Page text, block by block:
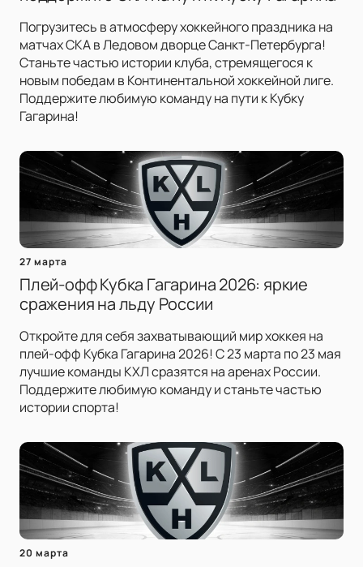
Погрузитесь в атмосферу хоккейного праздника на
матчах СКА в Ледовом дворце Санкт-Петербурга!
Станьте частью истории клуба, стремящегося к
новым победам в Континентальной хоккейной лиге.
Поддержите любимую команду на пути к Кубку
Гагарина!
27 марта
Плей-офф Кубка Гагарина 2026: яркие
сражения на льду России
Откройте для себя захватывающий мир хоккея на
плей-офф Кубка Гагарина 2026! С 23 марта по 23 мая
лучшие команды КХЛ сразятся на аренах России.
Поддержите любимую команду и станьте частью
истории спорта!
20 марта